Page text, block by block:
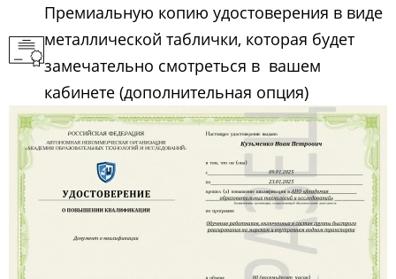
Премиальную копию удостоверения в виде
металлической таблички, которая будет
замечательно смотреться в вашем
кабинете (дополнительная опция)